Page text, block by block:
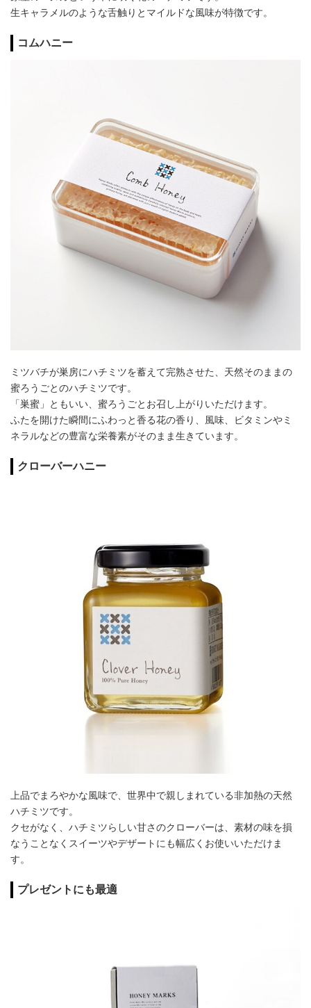
生キャラメルのような舌触りとマイルドな風味が特徴です。
コムハニー
ミツバチが巣房にハチミツを蓄えて完熟させた、天然そのままの
蜜ろうごとのハチミツです。
「巣蜜」ともいい、蜜ろうごとお召し上がりいただけます。
ふたを開けた瞬間にふわっと香る花の香り、風味、ビタミンやミ
ネラルなどの豊富な栄養素がそのまま生きています。
クローバーハニー
上品でまろやかな風味で、世界中で親しまれている非加熱の天然
ハチミツです。
クセがなく、ハチミツらしい甘さのクローバーは、素材の味を損
なうことなくスイーツやデザートにも幅広くお使いいただけま
す。
プレゼントにも最適